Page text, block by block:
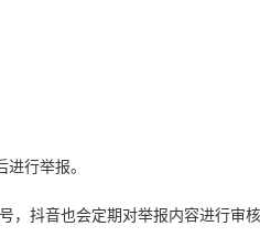
行举报。
，抖音也会定期对举报内容进行审核